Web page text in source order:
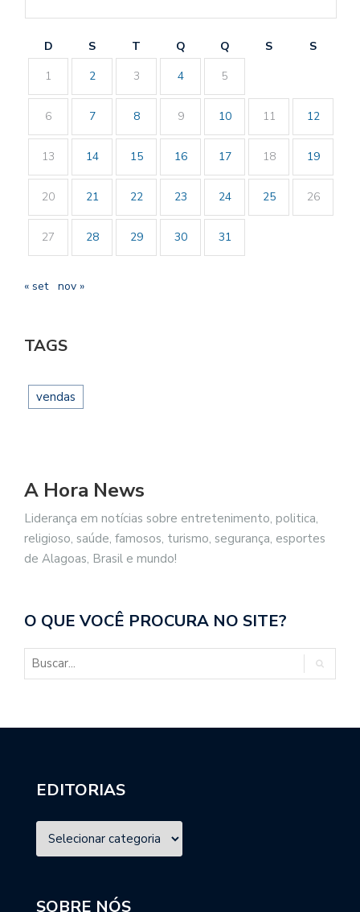
D S T Q Q S
S
1
2 3 4 5
6 7 8 9 10 11 12
13 14 15 16 17 18 19
20 21 22 23 24 25 26
27 28 29 30 31
« set nov »
TAGS
vendas
A Hora News
Liderança em notícias sobre entretenimento, politica,
religioso, saúde, famosos, turismo, segurança, esportes
de Alagoas, Brasil e mundo!
O QUE VOCÊ PROCURA NO SITE?
EDITORIAS
SOBRE NÓS